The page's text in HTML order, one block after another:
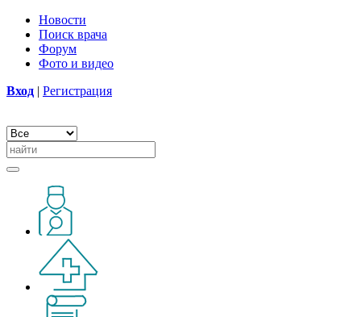
Новости
Поиск врача
Форум
Фото и видео
Вход | Регистрация